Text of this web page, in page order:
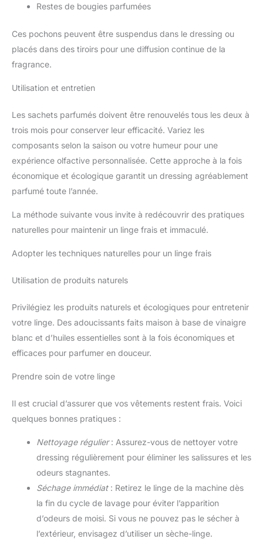
Restes de bougies parfumées
Ces pochons peuvent être suspendus dans le dressing ou
placés dans des tiroirs pour une diffusion continue de la
fragrance.
Utilisation et entretien
Les sachets parfumés doivent être renouvelés tous les deux à
trois mois pour conserver leur efficacité. Variez les
composants selon la saison ou votre humeur pour une
expérience olfactive personnalisée. Cette approche à la fois
économique et écologique garantit un dressing agréablement
parfumé toute l’année.
La méthode suivante vous invite à redécouvrir des pratiques
naturelles pour maintenir un linge frais et immaculé.
Adopter les techniques naturelles pour un linge frais
Utilisation de produits naturels
Privilégiez les produits naturels et écologiques pour entretenir
votre linge. Des adoucissants faits maison à base de vinaigre
blanc et d’huiles essentielles sont à la fois économiques et
efficaces pour parfumer en douceur.
Prendre soin de votre linge
Il est crucial d’assurer que vos vêtements restent frais. Voici
quelques bonnes pratiques :
Nettoyage régulier: Assurez-vous de nettoyer votre
dressing régulièrement pour éliminer les salissures et les
odeurs stagnantes.
Séchage immédiat: Retirez le linge de la machine dès
la fin du cycle de lavage pour éviter l’apparition
d’odeurs de moisi. Si vous ne pouvez pas le sécher à
l’extérieur, envisagez d’utiliser un sèche-linge.